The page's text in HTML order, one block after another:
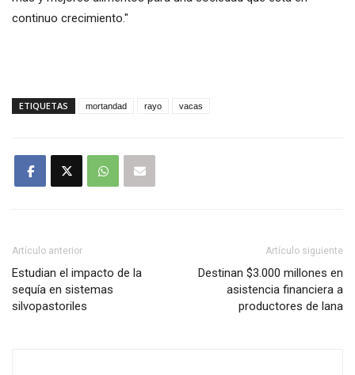
continuo crecimiento."
ETIQUETAS mortandad rayo vacas
Artículo anterior
Estudian el impacto de la
sequía en sistemas
silvopastoriles
Artículo siguiente
Destinan $3.000 millones en
asistencia financiera a
productores de lana